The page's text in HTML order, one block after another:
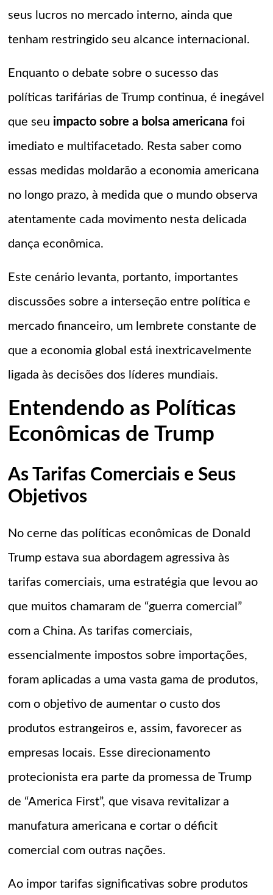
seus lucros no mercado interno, ainda que
tenham restringido seu alcance internacional.
Enquanto o debate sobre o sucesso das
políticas tarifárias de Trump continua, é inegável
que seu impacto sobre a bolsa americana foi
imediato e multifacetado. Resta saber como
essas medidas moldarão a economia americana
no longo prazo, à medida que o mundo observa
atentamente cada movimento nesta delicada
dança econômica.
Este cenário levanta, portanto, importantes
discussões sobre a interseção entre política e
mercado financeiro, um lembrete constante de
que a economia global está inextricavelmente
ligada às decisões dos líderes mundiais.
Entendendo as Políticas
Econômicas de Trump
As Tarifas Comerciais e Seus
Objetivos
No cerne das políticas econômicas de Donald
Trump estava sua abordagem agressiva às
tarifas comerciais, uma estratégia que levou ao
que muitos chamaram de “guerra comercial”
com a China. As tarifas comerciais,
essencialmente impostos sobre importações,
foram aplicadas a uma vasta gama de produtos,
com o objetivo de aumentar o custo dos
produtos estrangeiros e, assim, favorecer as
empresas locais. Esse direcionamento
protecionista era parte da promessa de Trump
de “America First”, que visava revitalizar a
manufatura americana e cortar o déficit
comercial com outras nações.
Ao impor tarifas significativas sobre produtos